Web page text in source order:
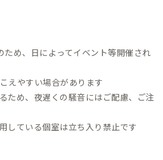
ため、日によってイベント等開催され
えやすい場合があります
ため、夜遅くの騒音にはご配慮、ご注
している個室は立ち入り禁止です